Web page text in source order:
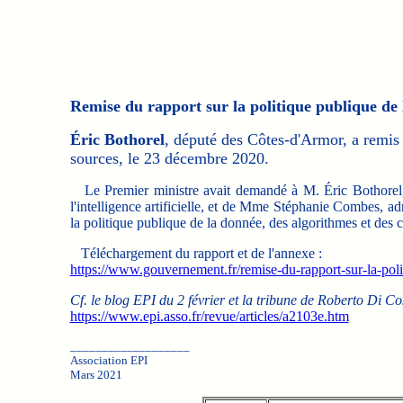
Remise du rapport sur la politique publique de
Éric Bothorel, député des Côtes-d'Armor, a
sources, le 23 décembre 2020.
Le Premier ministre avait demandé à M. Éric
l'intelligence artificielle, et de Mme Stéphanie Combes,
la politique publique de la donnée, des algorithmes et des
Téléchargement du rapport et de l'annexe :
https://www.gouvernement.fr/remise-du-rapport-sur-la-
Cf. le blog EPI du 2 février et la tribune de Roberto Di
https://www.epi.asso.fr/revue/articles/a2103e.htm
Association EPI
Mars 2021